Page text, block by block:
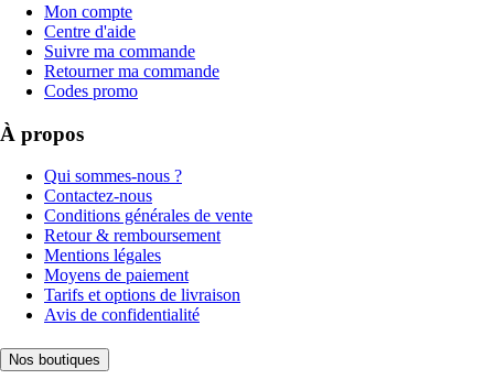
Mon compte
Centre d'aide
Suivre ma commande
Retourner ma commande
Codes promo
À propos
Qui sommes-nous ?
Contactez-nous
Conditions générales de vente
Retour & remboursement
Mentions légales
Moyens de paiement
Tarifs et options de livraison
Avis de confidentialité
Nos boutiques